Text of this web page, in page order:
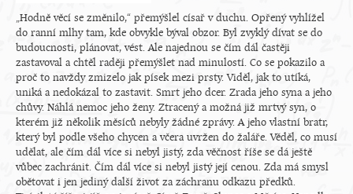
„Hodně věcí se změnilo,“ přemýšlel císař v duchu. Opřený vyhlížel
do ranní mlhy tam, kde obvykle býval obzor. Byl zvyklý dívat se do
budoucnosti, plánovat, vést. Ale najednou se čím dál častěji
zastavoval a chtěl raději přemýšlet nad minulostí. Co se pokazilo a
proč to navždy zmizelo jak písek mezi prsty. Viděl, jak to utíká,
uniká a nedokázal to zastavit. Smrt jeho dcer. Zrada jeho syna a jeho
chůvy. Náhlá nemoc jeho ženy. Ztracený a možná již mrtvý syn, o
kterém již několik měsíců nebyly žádné zprávy. A jeho vlastní bratr,
který byl podle všeho chycen a včera uvržen do žaláře. Věděl, co musí
udělat, ale čím dál více si nebyl jistý, zda věčnost říše se dá ještě
vůbec zachránit. Čím dál více si nebyl jistý její cenou. Zda má smysl
obětovat i jen jediný další život za záchranu odkazu předků.